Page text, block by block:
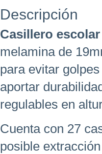
Descripción
Casillero
melamina de
para evitar
aportar
regulables en
Cuenta con 27
posible